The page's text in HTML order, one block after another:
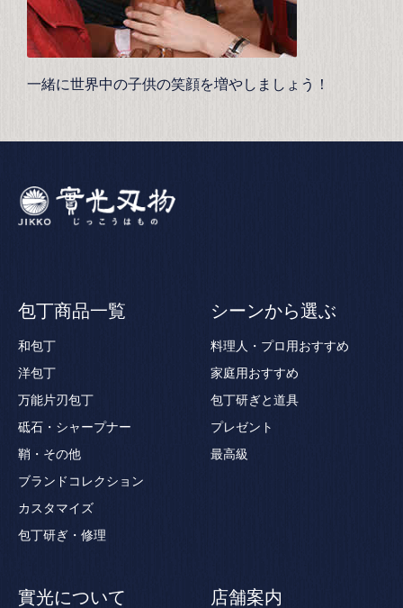
一緒に世界中の子供の笑顔を増やしましょう！
包丁商品一覧
和包丁
洋包丁
万能片刃包丁
砥石・シャープナー
鞘・その他
ブランドコレクション
カスタマイズ
包丁研ぎ・修理
シーンから選ぶ
料理人・プロ用おすすめ
家庭用おすすめ
包丁研ぎと道具
プレゼント
最高級
實光について 店舗案内